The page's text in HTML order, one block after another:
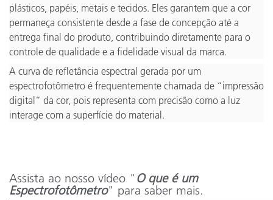
plásticos, papéis, metais e tecidos. Eles garantem que a cor
permaneça consistente desde a fase de concepção até a
entrega final do produto, contribuindo diretamente para o
controle de qualidade e a fidelidade visual da marca.
A curva de refletância espectral gerada por um
espectrofotômetro é frequentemente chamada de “impressão
digital” da cor, pois representa com precisão como a luz
interage com a superfície do material.
Assista ao nosso vídeo " O que é um
Espectrofotômetro" para saber mais.